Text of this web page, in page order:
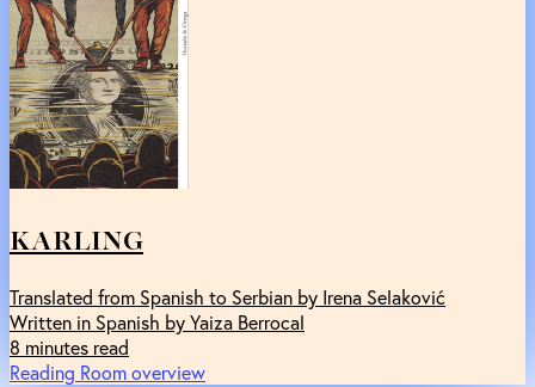
KARLING
Translated from Spanish to Serbian by Irena Selaković
Written in Spanish by Yaiza Berrocal
8 minutes read
Reading Room overview